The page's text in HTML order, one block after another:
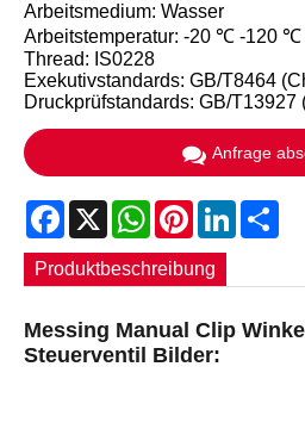
Arbeitsmedium: Wasser
Arbeitstemperatur: -20 ℃ -120 ℃
Thread: IS0228
Exekutivstandards: GB/T8464
Druckprüfstandards: GB/T13927
Anfrage
Facebook
X WhatsApp
PinterestLinkedIn
Produktbeschreibung
Messing Manual Clip
Steuerventil Bilder: